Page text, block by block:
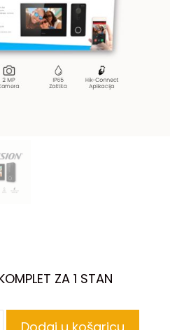
ZA 1 STAN